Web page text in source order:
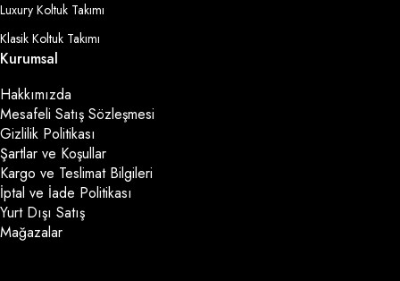
Luxury Koltuk Takımı
Klasik Koltuk Takımı
Kurumsal
Hakkımızda
Mesafeli Satış Sözleşmesi
Gizlilik Politikası
Şartlar ve Koşullar
Kargo ve Teslimat Bilgileri
İptal ve İade Politikası
Yurt Dışı Satış
Mağazalar